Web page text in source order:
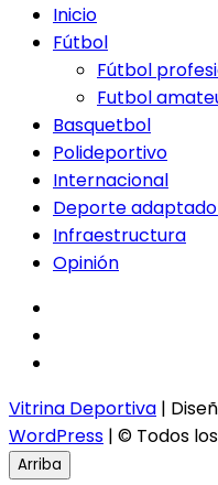
Inicio
Fútbol
Fútbol
Futbol
Basquetbol
Polideportivo
Internacional
Deporte
Infraestructura
Opinión
Vitrina Deportiva |
WordPress | © Todos
Arriba